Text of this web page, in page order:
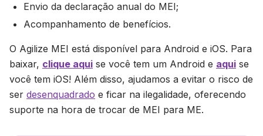
Envio da declaração anual do MEI;
Acompanhamento de benefícios.
O Agilize MEI está disponível para Android e iOS. Para
baixar, clique aqui se você tem um Android e aqui se
você tem iOS! Além disso, ajudamos a evitar o risco de
ser desenquadrado e ficar na ilegalidade, oferecendo
suporte na hora de trocar de MEI para ME.